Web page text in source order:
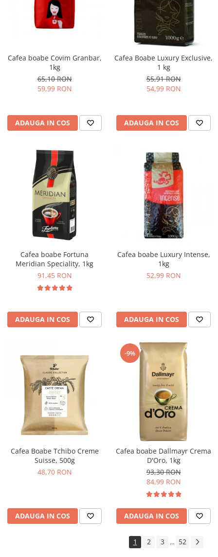
Cafea boabe Covim Granbar,
1kg
65,10 RON
59,99 RON
ADAUGA IN COS
Cafea Boabe Luxury Exclusive,
1 kg
55,91 RON
54,99 RON
ADAUGA IN COS
Cafea boabe Fortuna
Meridian Speciality, 1kg
91,45 RON
ADAUGA IN COS
Cafea boabe Luxury Intense,
1kg
52,99 RON
ADAUGA IN COS
Cafea Boabe Tchibo Creme
Suisse, 500g
48,70 RON
ADAUGA IN COS
-9%
Cafea boabe Dallmayr Crema
D'Oro, 1kg
93,30 RON
84,99 RON
ADAUGA IN COS
1 2 3 ... 52